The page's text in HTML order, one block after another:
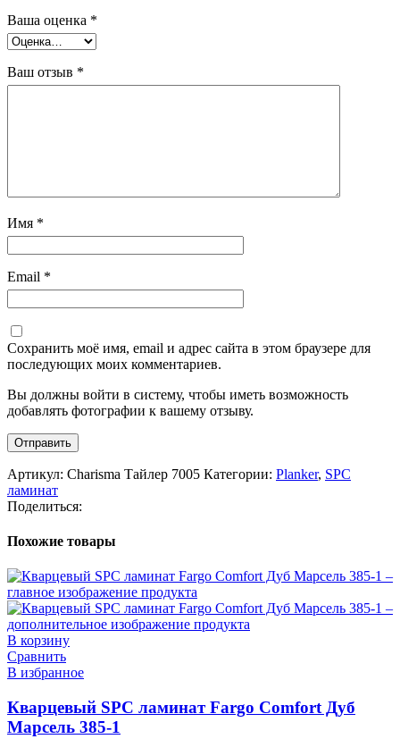
Ваша оценка *
Ваш отзыв *
Имя *
Email *
Сохранить моё имя, email и адрес сайта в этом браузере для
последующих моих комментариев.
Вы должны войти в систему, чтобы иметь возможность
добавлять фотографии к вашему отзыву.
Артикул: Charisma Тайлер 7005 Категории: Planker, SPC
ламинат
Поделиться:
Похожие товары
В корзину
Сравнить
В избранное
Кварцевый SPC ламинат Fargo Comfort Дуб
Марсель 385-1